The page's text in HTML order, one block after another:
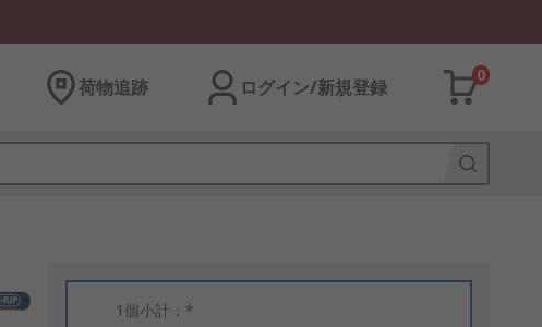
荷物追跡 ログイン/新規登録
0
1個小計：*